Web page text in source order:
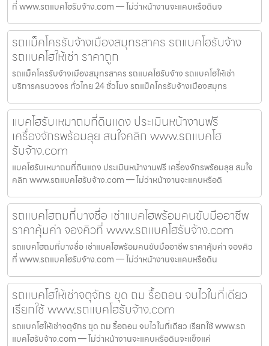
ที่ www.รถแบคโฮรับจ้าง.com — ไม่ว่าหน้างานจะแคบหรือดินจ
รถแม็คโครรับจ้างเมืองสมุทรสาคร รถแบคโฮรับจ้าง
รถแบคโฮให้เช่า ราคาถูก
รถแม็คโครรับจ้างเมืองสมุทรสาคร รถแบคโฮรับจ้าง รถแบคโฮให้เช่า
บริการครบวงจร ทั่วไทย 24 ชั่วโมง รถแม็คโครรับจ้างเมืองสมุทร
แบคโฮรับเหมาถมที่ดินแดง ประเมินหน้างานฟรี
เครื่องจักรพร้อมลุย สนใจคลิก www.รถแบคโฮ
รับจ้าง.com
แบคโฮรับเหมาถมที่ดินแดง ประเมินหน้างานฟรี เครื่องจักรพร้อมลุย สนใจ
คลิก www.รถแบคโฮรับจ้าง.com — ไม่ว่าหน้างานจะแคบหรือดิ
รถแบคโฮถมที่บางซื่อ เช่าแบคโฮพร้อมคนขับมืออาชีพ
ราคาคุ้มค่า จองคิวที่ www.รถแบคโฮรับจ้าง.com
รถแบคโฮถมที่บางซื่อ เช่าแบคโฮพร้อมคนขับมืออาชีพ ราคาคุ้มค่า จองคิว
ที่ www.รถแบคโฮรับจ้าง.com — ไม่ว่าหน้างานจะแคบหรือดิน
รถแบคโฮให้เช่าจตุจักร ขุด ถม รื้อถอน จบไวในที่เดียว
เรียกใช้ www.รถแบคโฮรับจ้าง.com
รถแบคโฮให้เช่าจตุจักร ขุด ถม รื้อถอน จบไวในที่เดียว เรียกใช้ www.รถ
แบคโฮรับจ้าง.com — ไม่ว่าหน้างานจะแคบหรือดินจะแข็งแค่